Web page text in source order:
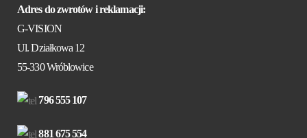
Adres do zwrotów i reklamacji:
G-VISION
Ul. Działkowa 12
55-330 Wróblowice
796 555 107
881 675 554